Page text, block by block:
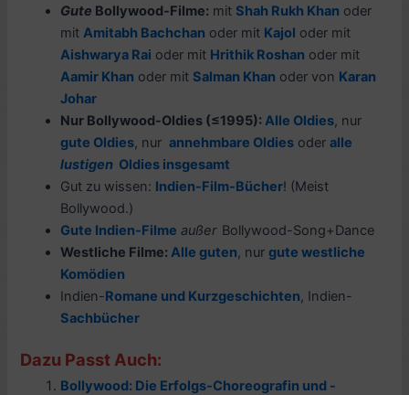
Gute Bollywood-Filme: mit Shah Rukh Khan oder
mitAmitabh Bachchan oder mit Kajol oder mit
Aishwarya Rai oder mit Hrithik Roshan oder mit
Aamir Khan oder mit Salman Khan oder von Karan
Johar
Nur Bollywood-Oldies (≤1995):Alle Oldies, nur
gute Oldies, nurannehmbare Oldies oderalle
lustigen Oldies insgesamt
Gut zu wissen: Indien-Film-Bücher! (Meist
Bollywood.)
Gute Indien-Filme außer Bollywood-Song+Dance
Westliche Filme:Alle guten, nurgute westliche
Komödien
Indien-Romane und Kurzgeschichten, Indien-
Sachbücher
Dazu Passt Auch:
Bollywood: Die Erfolgs-Choreografin und -